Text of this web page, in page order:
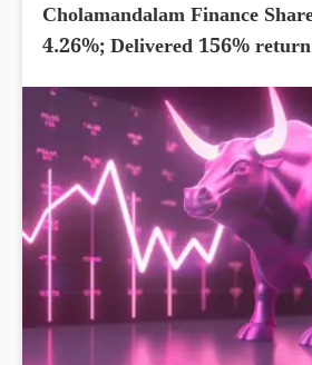
Cholamandalam Finance
4.26%; Delivered 156% return